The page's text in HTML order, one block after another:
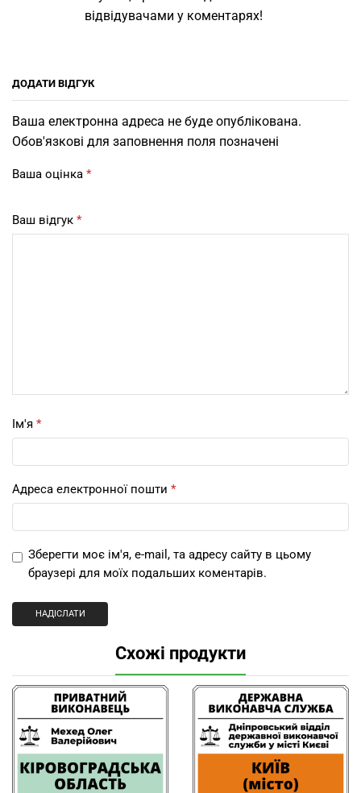
відвідувачами у коментарях!
ДОДАТИ ВІДГУК
Ваша електронна адреса не буде опублікована.
Обов'язкові для заповнення поля позначені
Ваша оцінка *
Ваш відгук *
Ім'я *
Адреса електронної пошти *
Зберегти моє ім'я, e-mail, та адресу сайту в цьому
браузері для моїх подальших коментарів.
Схожі продукти